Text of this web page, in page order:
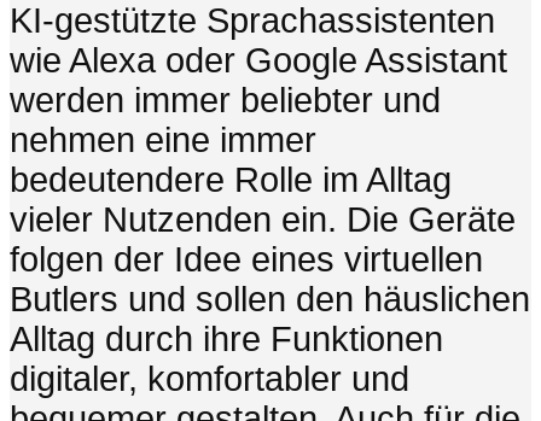
KI-gestützte Sprachassistenten
wie Alexa oder Google Assistant
werden immer beliebter und
nehmen eine immer
bedeutendere Rolle im Alltag
vieler Nutzenden ein. Die Geräte
folgen der Idee eines virtuellen
Butlers und sollen den häuslichen
Alltag durch ihre Funktionen
digitaler, komfortabler und